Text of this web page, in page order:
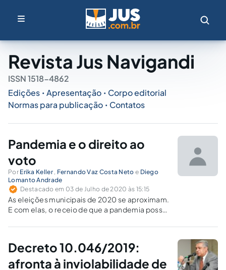
Revista Jus Navigandi
ISSN 1518-4862
Edições • Apresentação • Corpo editorial
Normas para publicação • Contatos
Pandemia e o direito ao
voto
Por Erika Keller , Fernando Vaz Costa Neto e Diego
Lomanto Andrade
Destacado em 03 de Julho de 2020 às 15:15
As eleições municipais de 2020 se aproximam.
E com elas, o receio de que a pandemia possa
constitucional do pleito. Reflete-se sobre as
cenário.
Decreto 10.046/2019:
afronta à inviolabilidade de